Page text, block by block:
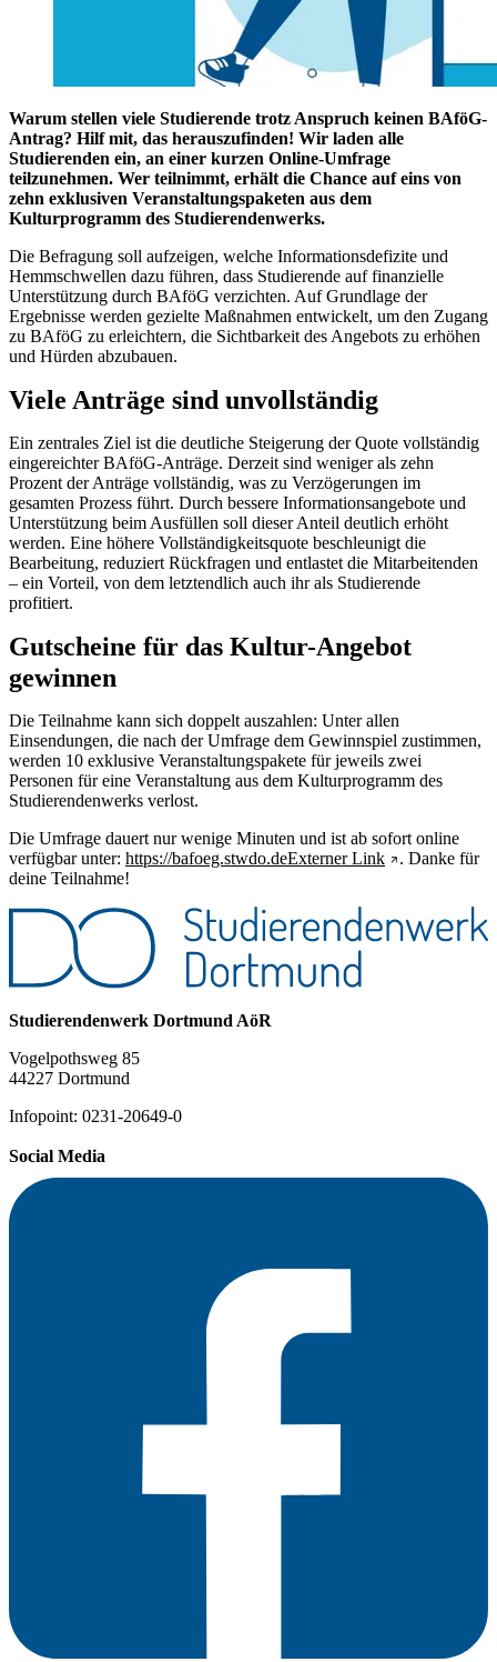
Warum stellen viele Studierende trotz Anspruch keinen BAföG-
Antrag? Hilf mit, das herauszufinden! Wir laden alle
Studierenden ein, an einer kurzen Online-Umfrage
teilzunehmen. Wer teilnimmt, erhält die Chance auf eins von
zehn exklusiven Veranstaltungspaketen aus dem
Kulturprogramm des Studierendenwerks.
Die Befragung soll aufzeigen, welche Informationsdefizite und
Hemmschwellen dazu führen, dass Studierende auf finanzielle
Unterstützung durch BAföG verzichten. Auf Grundlage der
Ergebnisse werden gezielte Maßnahmen entwickelt, um den Zugang
zu BAföG zu erleichtern, die Sichtbarkeit des Angebots zu erhöhen
und Hürden abzubauen.
Viele Anträge sind unvollständig
Ein zentrales Ziel ist die deutliche Steigerung der Quote vollständig
eingereichter BAföG-Anträge. Derzeit sind weniger als zehn
Prozent der Anträge vollständig, was zu Verzögerungen im
gesamten Prozess führt. Durch bessere Informationsangebote und
Unterstützung beim Ausfüllen soll dieser Anteil deutlich erhöht
werden. Eine höhere Vollständigkeitsquote beschleunigt die
Bearbeitung, reduziert Rückfragen und entlastet die Mitarbeitenden
– ein Vorteil, von dem letztendlich auch ihr als Studierende
profitiert.
Gutscheine für das Kultur-Angebot
gewinnen
Die Teilnahme kann sich doppelt auszahlen: Unter allen
Einsendungen, die nach der Umfrage dem Gewinnspiel zustimmen,
werden 10 exklusive Veranstaltungspakete für jeweils zwei
Personen für eine Veranstaltung aus dem Kulturprogramm des
Studierendenwerks verlost.
Die Umfrage dauert nur wenige Minuten und ist ab sofort online
verfügbar unter: https://bafoeg.stwdo.deExterner Link
. Danke für
deine Teilnahme!
Studierendenwerk Dortmund AöR
Vogelpothsweg 85
44227 Dortmund
Infopoint: 0231-20649-0
Social Media